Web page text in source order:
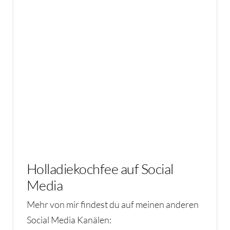
Holladiekochfee auf Social
Media
Mehr von mir findest du auf meinen anderen
Social Media Kanälen: